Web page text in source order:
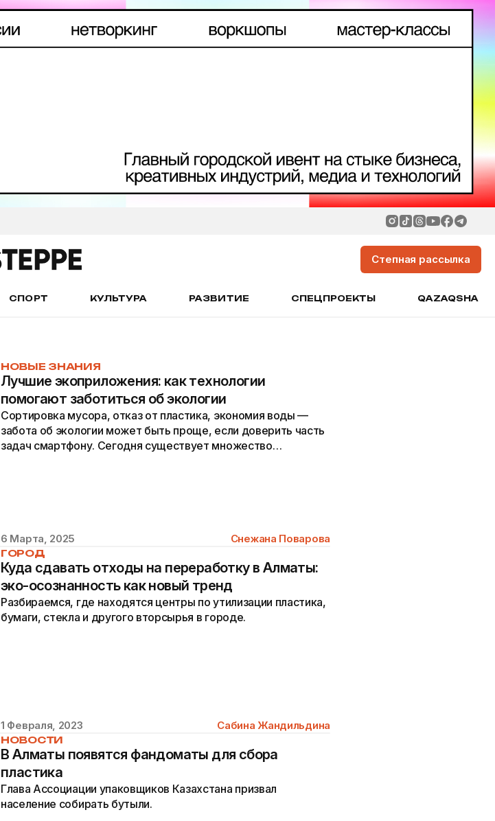
Степная рассылка
СПОРТ КУЛЬТУРА РАЗВИТИЕ СПЕЦПРОЕКТЫ QAZAQSHA
НОВЫЕ ЗНАНИЯ
Лучшие экоприложения: как технологии
помогают заботиться об экологии
Сортировка мусора, отказ от пластика, экономия воды —
забота об экологии может быть проще, если доверить часть
задач смартфону. Сегодня существует множество
6 Марта, 2025 Снежана Поварова
ГОРОД
Куда сдавать отходы на переработку в Алматы:
эко-осознанность как новый тренд
Разбираемся, где находятся центры по утилизации пластика,
бумаги, стекла и другого вторсырья в городе.
1 Февраля, 2023 Сабина Жандильдина
НОВОСТИ
В Алматы появятся фандоматы для сбора
пластика
Глава Ассоциации упаковщиков Казахстана призвал
население собирать бутыли.